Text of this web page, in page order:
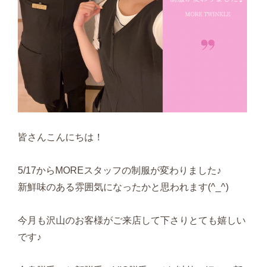
皆さんこんにちは！
5/17からMOREスタッフの制服が変わりました♪
新鮮味のある雰囲気になったかと思われます(^_^)
今月も沢山のお客様がご来店して下さりとても嬉しい
です♪